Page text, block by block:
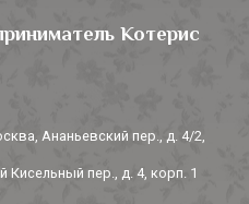
Котерис
Ананьевский пер., д. 4/2,
пер., д. 4, корп. 1